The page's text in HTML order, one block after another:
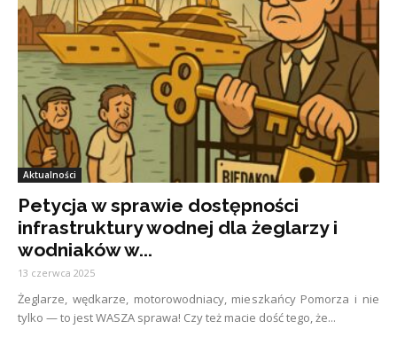
Aktualności
Petycja w sprawie dostępności
infrastruktury wodnej dla żeglarzy i
wodniaków w...
13 czerwca 2025
Żeglarze, wędkarze, motorowodniacy, mieszkańcy Pomorza i nie
tylko — to jest WASZA sprawa! Czy też macie dość tego, że...